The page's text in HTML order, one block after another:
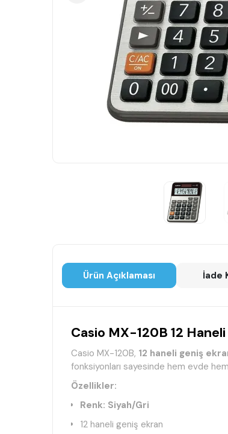
Ürün Açıklaması İade
Casio MX-120B 12 Haneli
Casio MX-120B, 12 haneli geniş
fonksiyonları sayesinde hem evde
Özellikler:
Renk: Siyah/Gri
12 haneli geniş ekran